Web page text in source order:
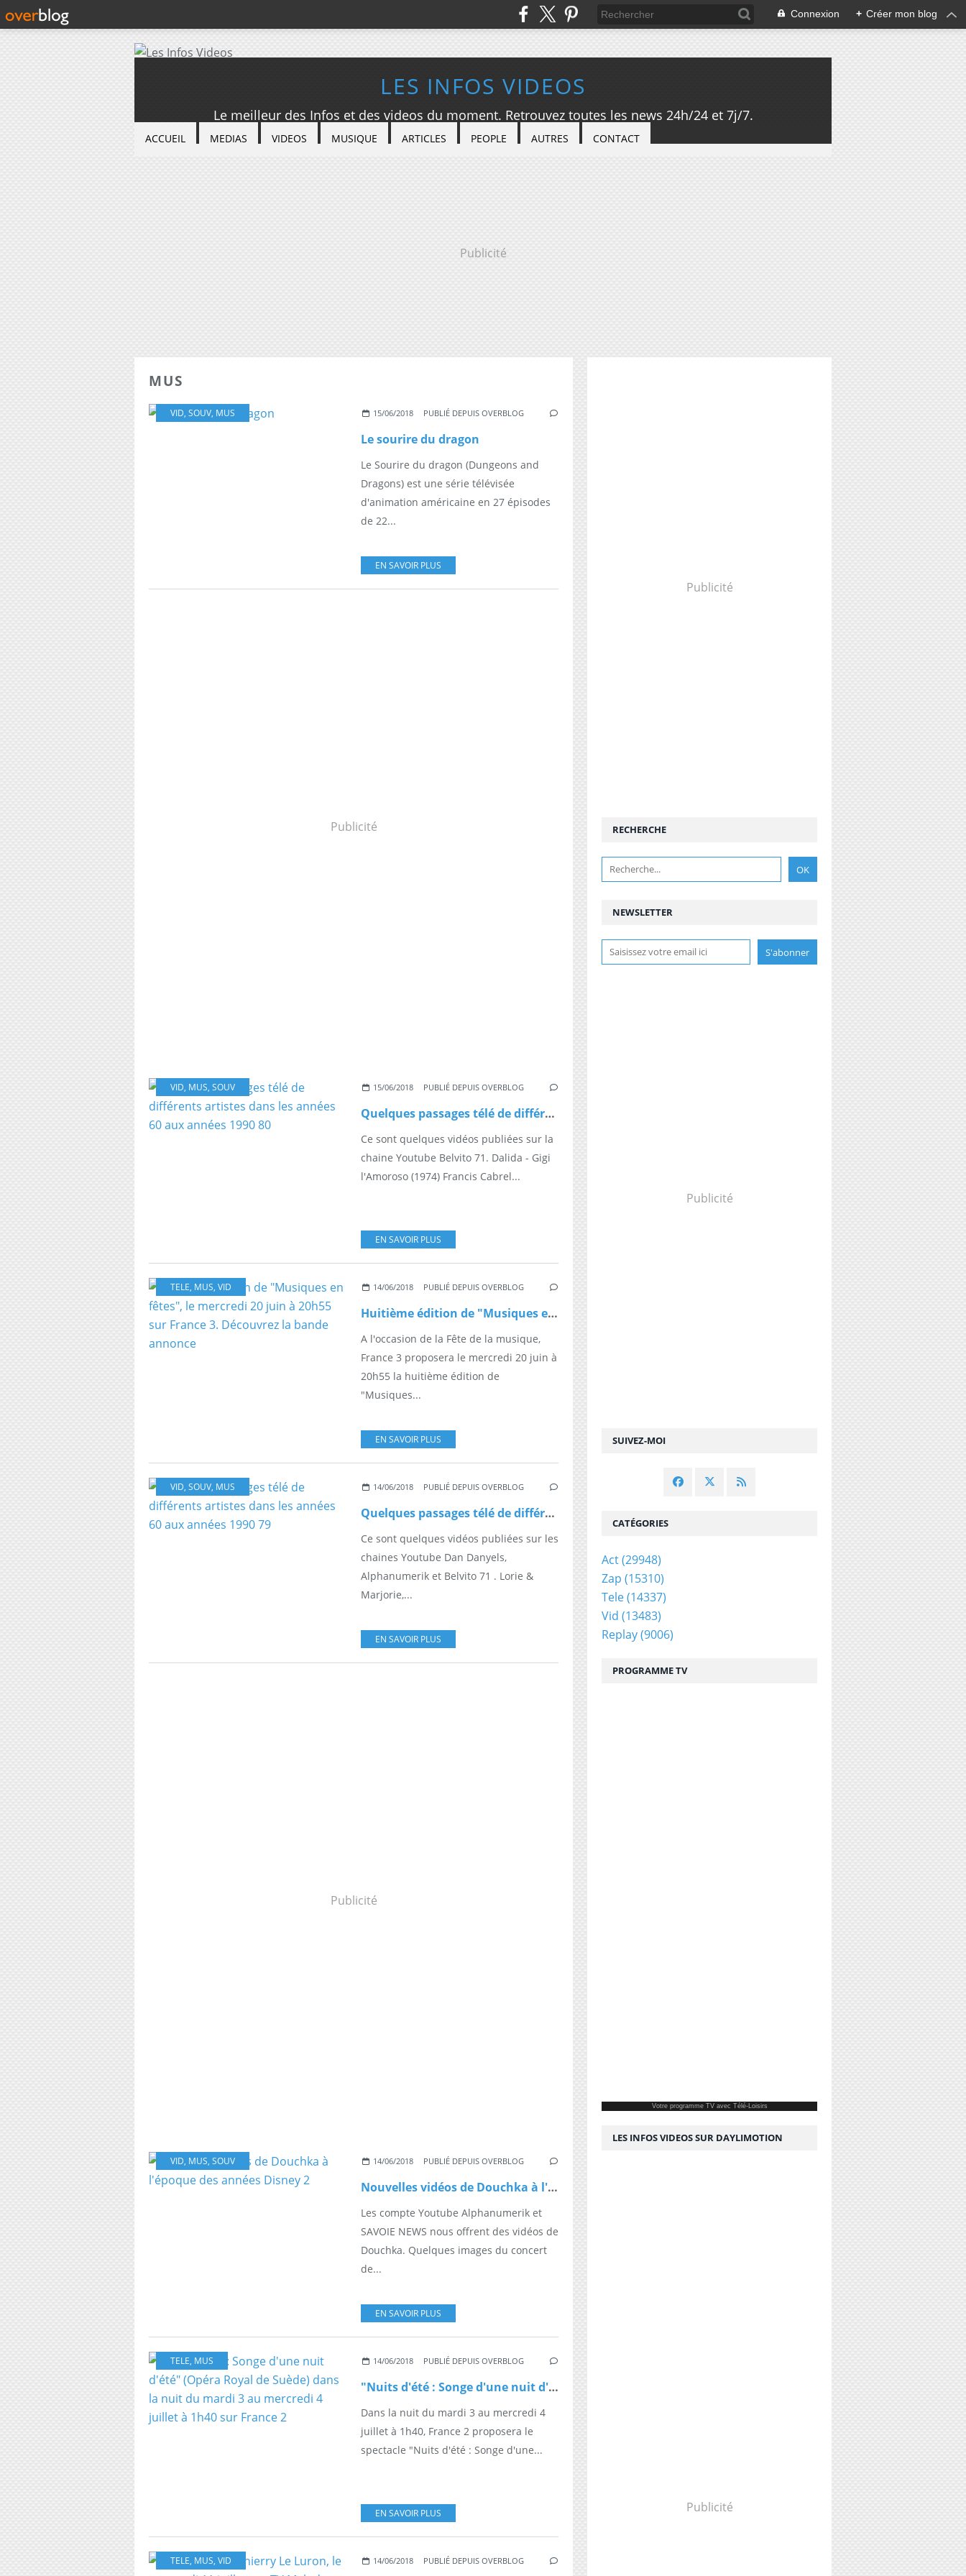
Connexion + Créer mon blog
LES INFOS VIDEOS
Le meilleur des Infos et des videos du moment. Retrouvez toutes les news 24h/24 et 7j/7.
ACCUEIL MEDIAS VIDEOS MUSIQUE ARTICLES PEOPLE AUTRES CONTACT
Publicité
MUS
VID, SOUV, MUS 15/06/2018 PUBLIÉ DEPUIS OVERBLOG
Le sourire du dragon
Le Sourire du dragon (Dungeons and
Dragons) est une série télévisée
d'animation américaine en 27 épisodes
de 22...
EN SAVOIR PLUS
Publicité
VID, MUS, SOUV 15/06/2018 PUBLIÉ DEPUIS OVERBLOG
Quelques passages télé de différents artistes dans les années 60 aux années 1990 80
Ce sont quelques vidéos publiées sur la
chaine Youtube Belvito 71. Dalida - Gigi
l'Amoroso (1974) Francis Cabrel...
EN SAVOIR PLUS
TELE, MUS, VID 14/06/2018 PUBLIÉ DEPUIS OVERBLOG
Huitième édition de "Musiques en fêtes", le mercredi 20 juin à 20h55 sur France 3. Découvrez la bande annonce
A l'occasion de la Fête de la musique,
France 3 proposera le mercredi 20 juin à
20h55 la huitième édition de
"Musiques...
EN SAVOIR PLUS
VID, SOUV, MUS 14/06/2018 PUBLIÉ DEPUIS OVERBLOG
Quelques passages télé de différents artistes dans les années 60 aux années 1990 79
Ce sont quelques vidéos publiées sur les
chaines Youtube Dan Danyels,
Alphanumerik et Belvito 71 . Lorie &
Marjorie,...
EN SAVOIR PLUS
Publicité
VID, MUS, SOUV 14/06/2018 PUBLIÉ DEPUIS OVERBLOG
Nouvelles vidéos de Douchka à l'époque des années Disney 2
Les compte Youtube Alphanumerik et
SAVOIE NEWS nous offrent des vidéos de
Douchka. Quelques images du concert
de...
EN SAVOIR PLUS
TELE, MUS 14/06/2018 PUBLIÉ DEPUIS OVERBLOG
"Nuits d'été : Songe d'une nuit d'été" (Opéra Royal de Suède) dans la nuit du mardi 3 au mercredi 4 juillet à 1h40 sur France 2
Dans la nuit du mardi 3 au mercredi 4
juillet à 1h40, France 2 proposera le
spectacle "Nuits d'été : Songe d'une...
EN SAVOIR PLUS
TELE, MUS, VID 14/06/2018 PUBLIÉ DEPUIS OVERBLOG
Publicité
NEWSLETTER
SUIVEZ-MOI
RECHERCHE
Publicité
CATÉGORIES
Act(29948)
Zap (15310)
Tele(14337)
Vid (13483)
Replay(9006)
PROGRAMME TV
Votre programme TVavec Télé-Loisirs
LES INFOS VIDEOS SUR DAYLIMOTION
Publicité